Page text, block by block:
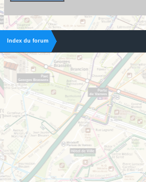
Index du forum